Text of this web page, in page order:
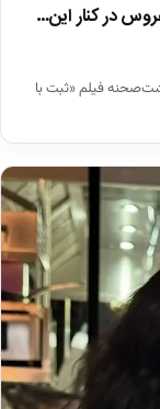
در کنار این…
فیلم «ثبت با